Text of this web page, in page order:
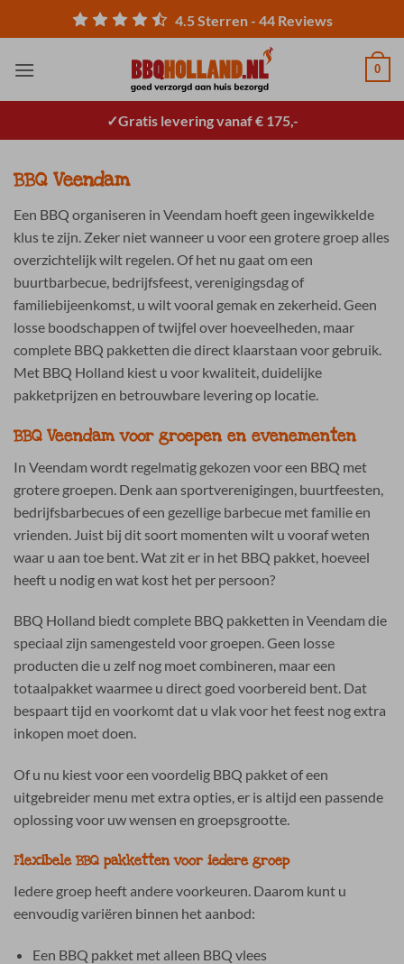
naar
4.5Sterren - 44Reviews
0
Gratis levering vanaf € 175,-
BBQ Veendam
Een BBQ organiseren in Veendam hoeft geen ingewikkelde
klus te zijn. Zeker niet wanneer u voor een grotere groep alles
overzichtelijk wilt regelen. Of het nu gaat om een
buurtbarbecue, bedrijfsfeest, verenigingsdag of
familiebijeenkomst, u wilt vooral gemak en zekerheid. Geen
losse boodschappen of twijfel over hoeveelheden, maar
complete BBQ pakketten die direct klaarstaan voor gebruik.
Met BBQ Holland kiest u voor kwaliteit, duidelijke
pakketprijzen en betrouwbare levering op locatie.
BBQ Veendam voor groepen en evenementen
In Veendam wordt regelmatig gekozen voor een BBQ met
grotere groepen. Denk aan sportverenigingen, buurtfeesten,
bedrijfsbarbecues of een gezellige barbecue met familie en
vrienden. Juist bij dit soort momenten wilt u vooraf weten
waar u aan toe bent. Wat zit er in het BBQ pakket, hoeveel
heeft u nodig en wat kost het per persoon?
BBQ Holland biedt complete BBQ pakketten in Veendam die
speciaal zijn samengesteld voor groepen. Geen losse
producten die u zelf nog moet combineren, maar een
totaalpakket waarmee u direct goed voorbereid bent. Dat
bespaart tijd en voorkomt dat u vlak voor het feest nog extra
inkopen moet doen.
Of u nu kiest voor een voordelig BBQ pakket of een
uitgebreider menu met extra opties, er is altijd een passende
oplossing voor uw wensen en groepsgrootte.
Flexibele BBQ pakketten voor iedere groep
Iedere groep heeft andere voorkeuren. Daarom kunt u
eenvoudig variëren binnen het aanbod:
Een BBQ pakket met alleen BBQ vlees